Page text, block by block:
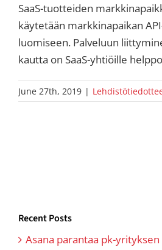
SaaS-tuotteiden
käytetään markkinapaikan
luomiseen. Palveluun
kautta on SaaS-yhtiöille
June 27th, 2019 |
Recent Posts
Asana parantaa pk-